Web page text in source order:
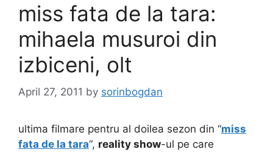
miss fata de la tara:
mihaela musuroi din
izbiceni, olt
April 27, 2011 by sorinbogdan
ultima filmare pentru al doilea sezon din “miss
fata de la tara“, reality show-ul pe care